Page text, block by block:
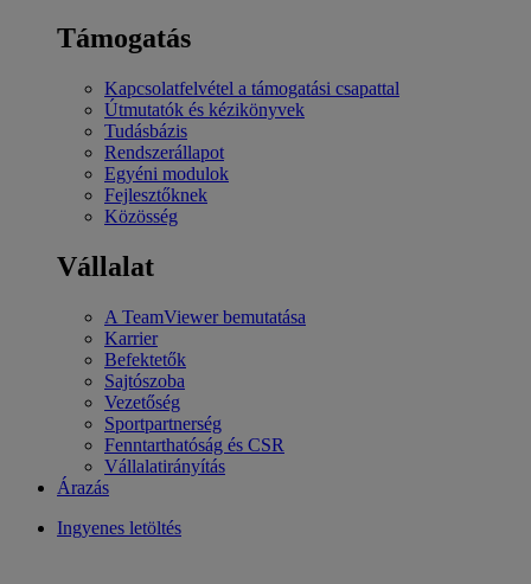
Támogatás
Kapcsolatfelvétel a támogatási csapattal
Útmutatók és kézikönyvek
Tudásbázis
Rendszerállapot
Egyéni modulok
Fejlesztőknek
Közösség
Vállalat
A TeamViewer bemutatása
Karrier
Befektetők
Sajtószoba
Vezetőség
Sportpartnerség
Fenntarthatóság és CSR
Vállalatirányítás
Árazás
Ingyenes letöltés